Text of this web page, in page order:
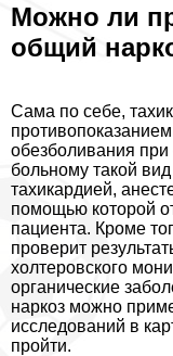
Можно ли
общий
Сама по себе,
обезболивания
больному такой
тахикардией,
помощью которой
пациента. Кроме
проверит
холтеровского
органические
наркоз можно
исследований в
пройти.